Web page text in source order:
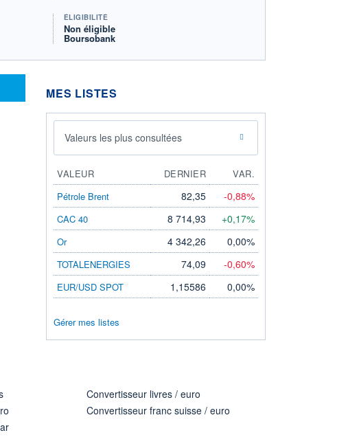
ÉLIGIBILITÉ
Non éligible
Boursobank
MES LISTES
Valeurs les plus consultées
VALEUR DERNIER
VAR.
Pétrole Brent
82,35 -0,88%
CAC 40 8 714,93 +0,17%
Or 4 342,26 0,00%
TOTALENERGIES 74,09 -0,60%
EUR/USD SPOT 1,15586 0,00%
Gérer mes listes
Convertisseur livres / euro
Convertisseur franc suisse / euro